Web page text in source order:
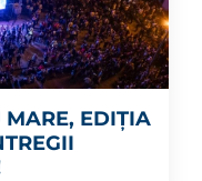
MARE, EDIȚIA